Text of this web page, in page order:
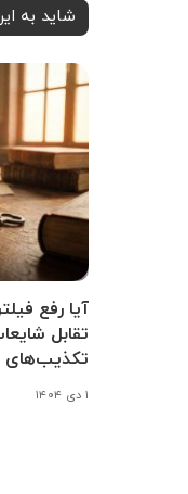
شاید به
آیا رفع
تقابل
۱ دی ۱۴۰۴